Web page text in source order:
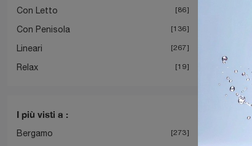
Con Letto 86
Con Penisola 136
Lineari 267
Relax 19
I più visti a :
Bergamo 273